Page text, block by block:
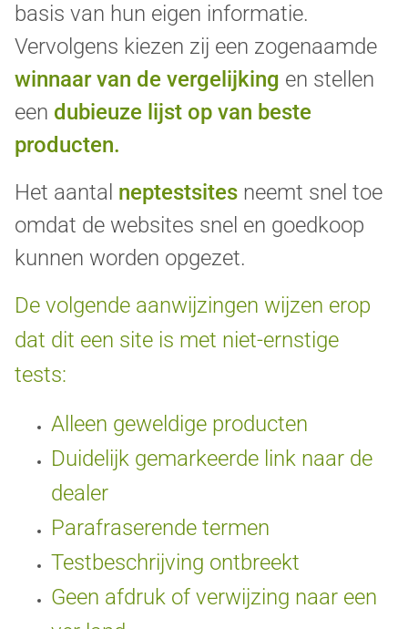
basis van hun eigen informatie.
Vervolgens kiezen zij een zogenaamde
winnaar van de vergelijking en stellen
een dubieuze lijst op van beste
producten.
Het aantal neptestsites neemt snel toe
omdat de websites snel en goedkoop
kunnen worden opgezet.
De volgende aanwijzingen wijzen erop
dat dit een site is met niet-ernstige
tests:
Alleen geweldige producten
Duidelijk gemarkeerde link naar de
dealer
Parafraserende termen
Testbeschrijving ontbreekt
Geen afdruk of verwijzing naar een